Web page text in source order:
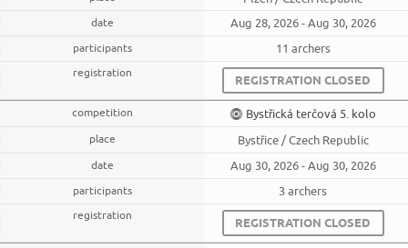
Aug 28, 2026 - Aug 30, 2026
11 archers
REGISTRATION CLOSED
Bystřická terčová 5. kolo
Bystřice / Czech Republic
Aug 30, 2026 - Aug 30, 2026
3 archers
REGISTRATION CLOSED